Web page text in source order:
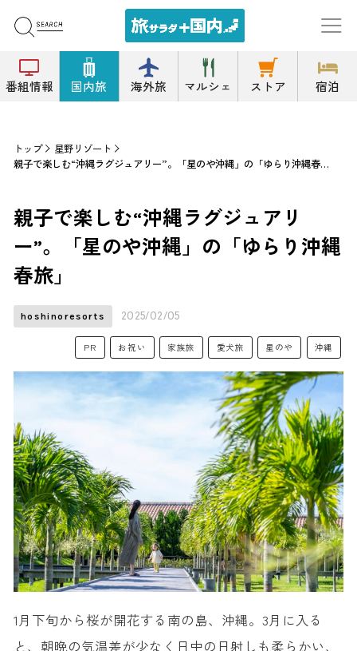
番組情報 国内旅 海外旅 マルシェ ストア 宿泊
トップ
星野リゾート
親子で楽しむ“沖縄ラグジュアリー”。「星のや沖縄」の「ゆらり沖縄春旅」
親子で楽しむ“沖縄ラグジュアリ
ー”。「星のや沖縄」の「ゆらり沖縄
春旅」
hoshinoresorts 2025/02/05
PR お祝い 家族旅 愛犬旅 星のや 沖縄
1月下旬から桜が開花する南の島、沖縄。3月に入る
と、朝晩の気温差が少なく日中の日射しも柔らかい、